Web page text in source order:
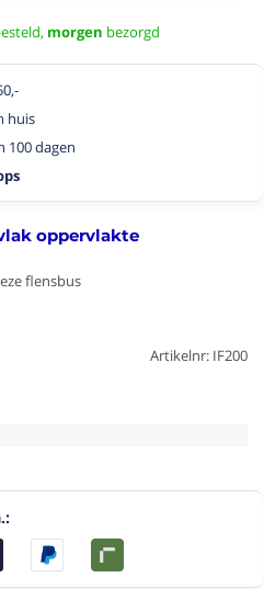
oppervlakte
morgen bezorgd
flensbus
Artikelnr: IF200
huis
100 dagen